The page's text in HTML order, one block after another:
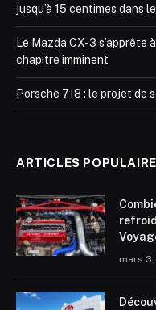
jusqu’à 15 centimes dans
Le Mazda CX-3 s’apprête
chapitre imminent
Porsche 718 : le projet de
ARTICLES
mars